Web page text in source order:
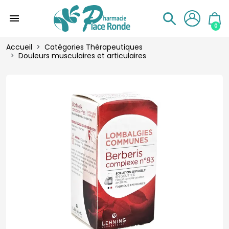
menu
0
Accueil
Catégories Thérapeutiques
Douleurs musculaires et articulaires